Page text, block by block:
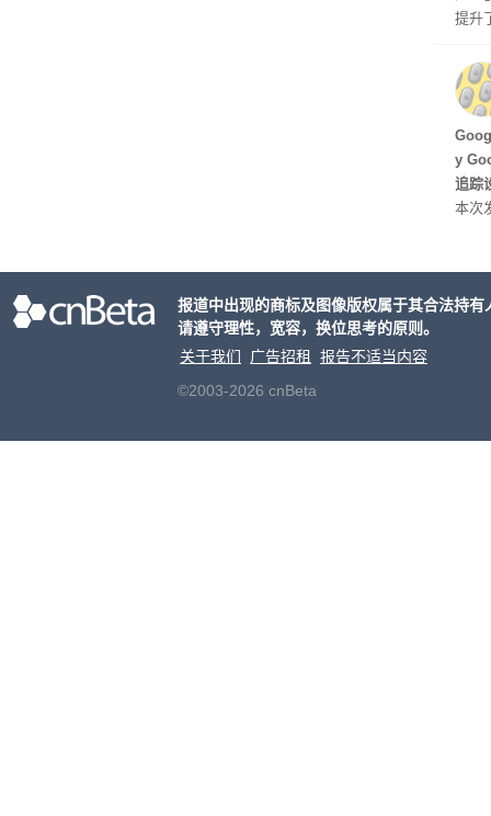
提升
型
ss
y
追踪
本次
摩托
报道中出现的商标及图像版权属于其合法持
请遵守理性，宽容，换位思考的原则。
关于我们
广告招租
报告不适当内容
©2003-2026 cnBeta